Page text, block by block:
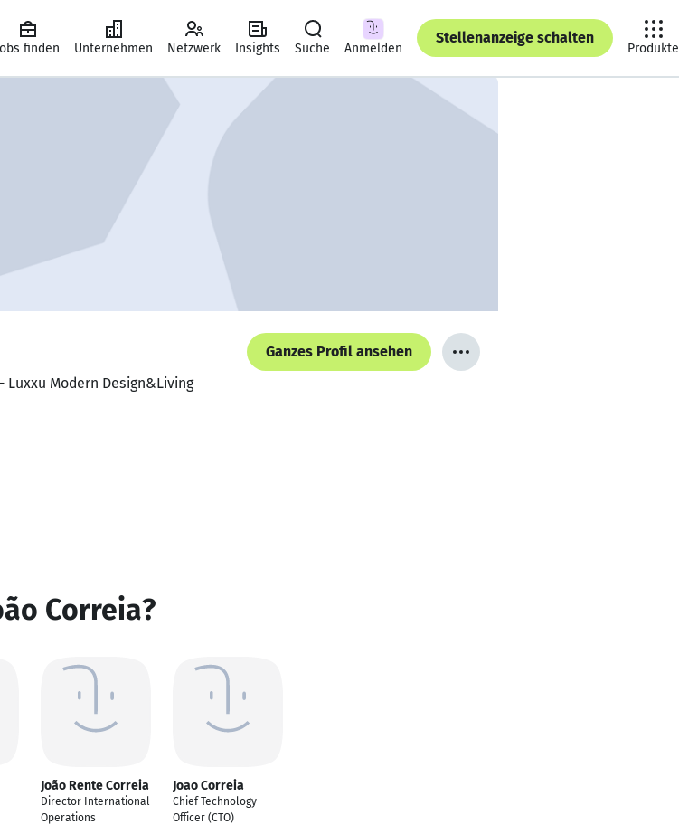
finden Unternehmen Netzwerk Insights Suche Anmelden
Stellenanzeige schalten
Produkte
Ganzes Profil ansehen
Luxxu Modern Design&Living
Correia?
João Rente Correia
Director International
Operations
Joao Correia
Chief Technology
Officer (CTO)